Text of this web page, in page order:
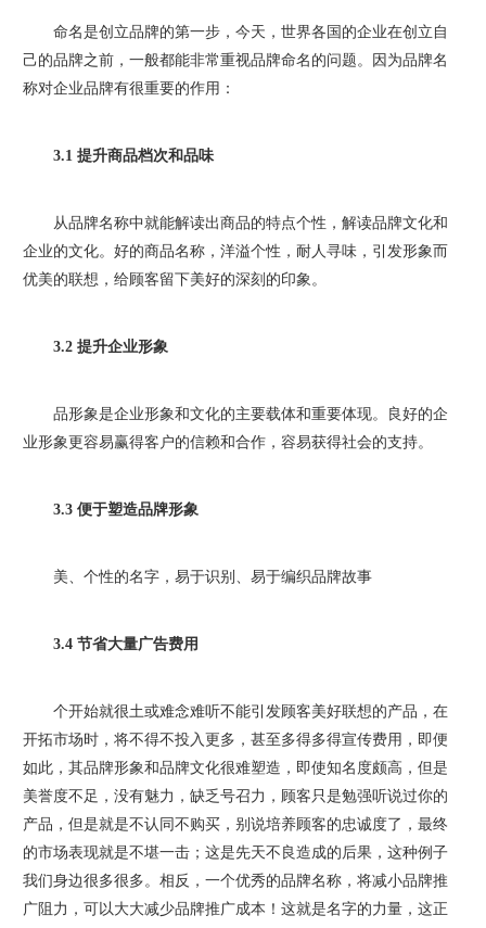
命名是创立品牌的第一步，今天，世界各国的企业在创立自
己的品牌之前，一般都能非常重视品牌命名的问题。因为品牌名
称对企业品牌有很重要的作用：
3.1 提升商品档次和品味
从品牌名称中就能解读出商品的特点个性，解读品牌文化和
企业的文化。好的商品名称，洋溢个性，耐人寻味，引发形象而
优美的联想，给顾客留下美好的深刻的印象。
3.2 提升企业形象
品形象是企业形象和文化的主要载体和重要体现。良好的企
业形象更容易赢得客户的信赖和合作，容易获得社会的支持。
3.3 便于塑造品牌形象
美、个性的名字，易于识别、易于编织品牌故事
3.4 节省大量广告费用
个开始就很土或难念难听不能引发顾客美好联想的产品，在
开拓市场时，将不得不投入更多，甚至多得多得宣传费用，即便
如此，其品牌形象和品牌文化很难塑造，即使知名度颇高，但是
美誉度不足，没有魅力，缺乏号召力，顾客只是勉强听说过你的
产品，但是就是不认同不购买，别说培养顾客的忠诚度了，最终
的市场表现就是不堪一击；这是先天不良造成的后果，这种例子
我们身边很多很多。相反，一个优秀的品牌名称，将减小品牌推
广阻力，可以大大减少品牌推广成本！这就是名字的力量，这正